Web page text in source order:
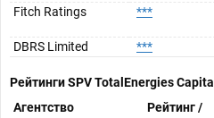
Fitch Ratings
***
DBRS Limited ***
Рейтинги SPVTotalEnergies Capital
Агентство
Рейтинг /